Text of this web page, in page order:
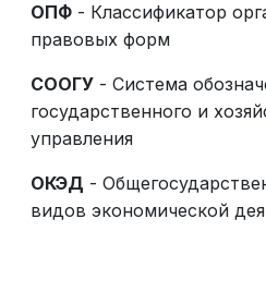
ОПФ - Классификатор
правовых форм
СООГУ - Система
государственного и
управления
ОКЭД -
видов экономической